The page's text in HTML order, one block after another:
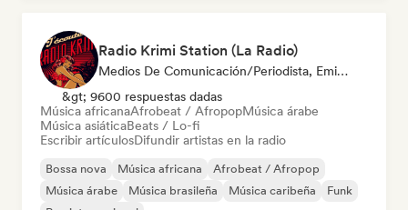
Radio Krimi Station (La Radio)
Medios De Comunicación/Periodista, Emisoras De Radio
&gt; 9600 respuestas dadas
Música africanaAfrobeat / AfropopMúsica árabe
Música asiáticaBeats / Lo-fi
Escribir artículosDifundir artistas en la radio
Bossa nova Música africana
Afrobeat / Afropop
Música árabe
Música brasileña Música caribeña
Funk